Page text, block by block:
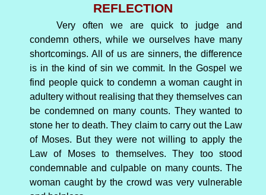
REFLECTION
Very often we are quick to judge and
condemn others, while we ourselves have many
shortcomings. All of us are sinners, the difference
is in the kind of sin we commit. In the Gospel we
find people quick to condemn a woman caught in
adultery without realising that they themselves can
be condemned on many counts. They wanted to
stone her to death. They claim to carry out the Law
of Moses. But they were not willing to apply the
Law of Moses to themselves. They too stood
condemnable and culpable on many counts. The
woman caught by the crowd was very vulnerable